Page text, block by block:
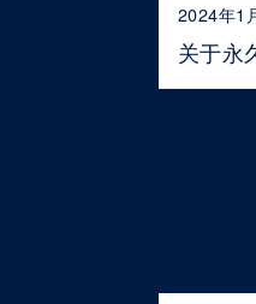
关于永
2024年1